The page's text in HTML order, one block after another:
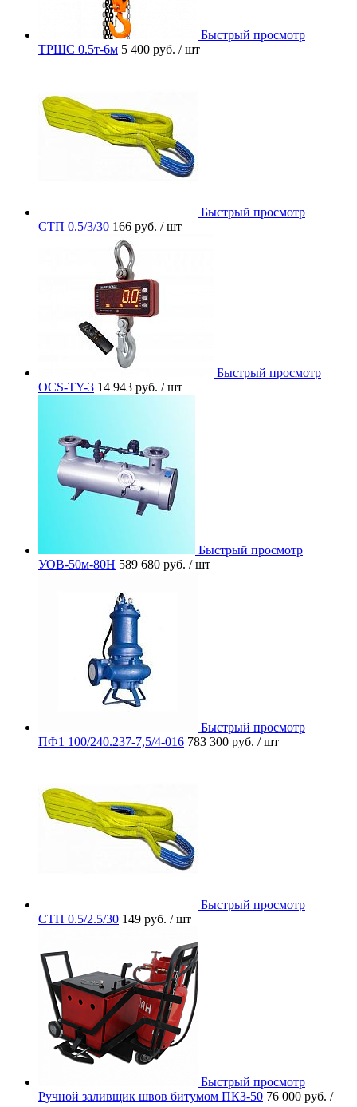
Быстрый просмотр
ТРШС 0.5т-6м 5 400 руб. / шт
Быстрый просмотр
СТП 0.5/3/30 166 руб. / шт
Быстрый просмотр
OCS-TY-3 14 943 руб. / шт
Быстрый просмотр
УОВ-50м-80Н 589 680 руб. / шт
Быстрый просмотр
ПФ1 100/240.237-7,5/4-016 783 300 руб. / шт
Быстрый просмотр
СТП 0.5/2.5/30 149 руб. / шт
Быстрый просмотр
Ручной заливщик швов битумом ПКЗ-50 76 000 руб. /